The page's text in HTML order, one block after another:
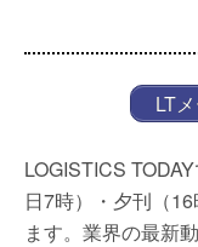
LT
LOGISTICS
日7時）・夕刊（
ます。業界の最新